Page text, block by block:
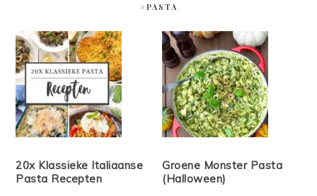
#PASTA
20x Klassieke Italiaanse
Pasta Recepten
Groene Monster Pasta
(Halloween)